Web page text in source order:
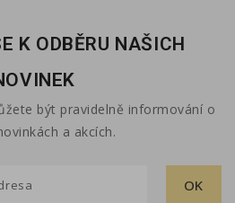
K ODBĚRU NAŠICH
být pravidelně informování o
a akcích.